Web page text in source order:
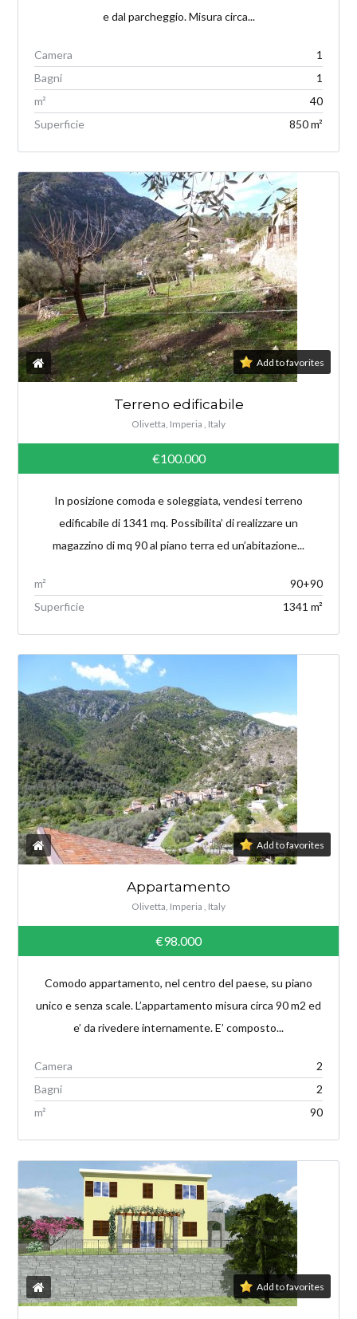
e dal parcheggio. Misura circa...
Camera
1
Bagni
1
m²
40
Superficie
850 m²
Add to favorites
Terreno edificabile
Olivetta, Imperia , Italy
€100.000
In posizione comoda e soleggiata, vendesi terreno
edificabile di 1341 mq. Possibilita’ di realizzare un
magazzino di mq 90 al piano terra ed un’abitazione...
m²
90+90
Superficie
1341 m²
Add to favorites
Appartamento
Olivetta, Imperia , Italy
€98.000
Comodo appartamento, nel centro del paese, su piano
unico e senza scale. L’appartamento misura circa 90 m2 ed
e’ da rivedere internamente. E’ composto...
Camera
2
Bagni
2
m²
90
Add to favorites